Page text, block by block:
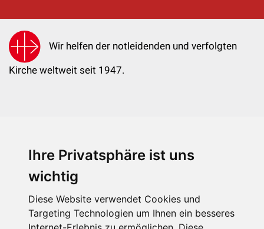
Ihre Privatsphäre ist uns
wichtig
Diese Website verwendet Cookies und
Targeting Technologien um Ihnen ein besseres
Wir helfen der notleidenden und verfolgten
Kirche weltweit seit 1947.
KIRCHE IN NOT - Österreich
kin@kircheinnot.at